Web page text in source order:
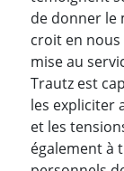
de donner le
croit en
mise au
Trautz est
les expliciter
et les
également à